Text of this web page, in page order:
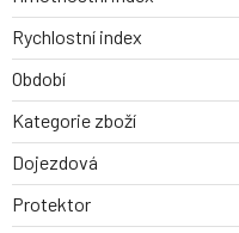
Rychlostní index
Období
Kategorie zboží
Dojezdová
Protektor